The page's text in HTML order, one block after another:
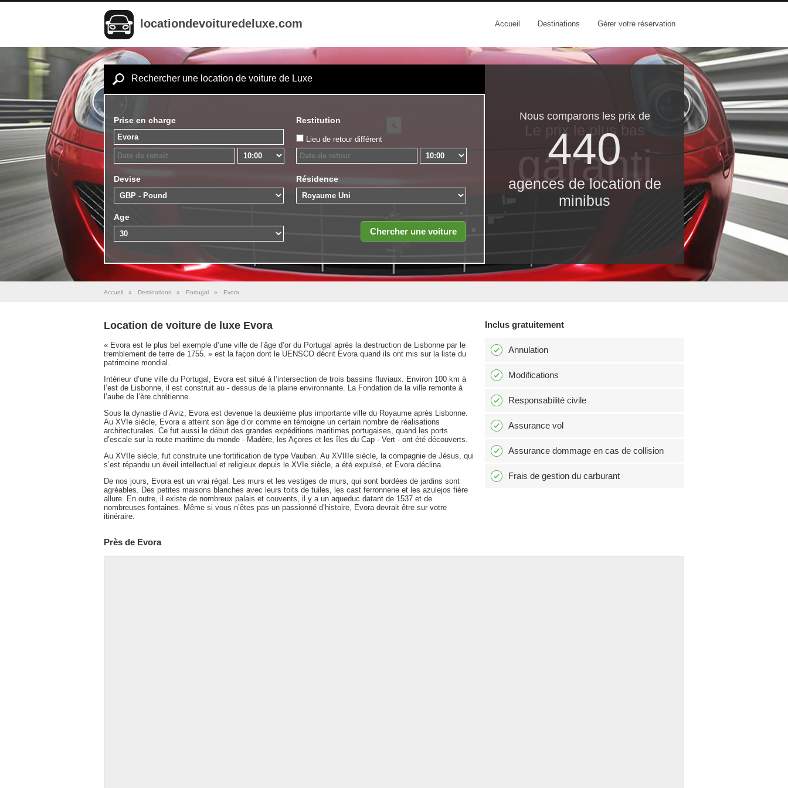
locationdevoituredeluxe.com Accueil Destinations Gérer votre réservation
Rechercher une location de voiture de Luxe
Prise en charge Restitution
Lieu de retour différent
Devise Résidence
Age
Nous comparons les prix de
440
agences de location de
minibus
Le prix le​ plus bas
garanti
Accueil » Destinations » Portugal » Evora
Location de voiture de luxe Evora
« Evora est le plus bel exemple d’une ville de l’âge d’or du Portugal après la destruction de Lisbonne par le
tremblement de terre de 1755. » est la façon dont le UENSCO décrit Evora quand ils ont mis sur la liste du
patrimoine mondial.
Intérieur d’une ville du Portugal, Evora est situé à l’intersection de trois bassins fluviaux. Environ 100 km à
l’est de Lisbonne, il est construit au - dessus de la plaine environnante. La Fondation de la ville remonte à
l’aube de l’ère chrétienne.
Sous la dynastie d’Aviz, Evora est devenue la deuxième plus importante ville du Royaume après Lisbonne.
Au XVIe siècle, Evora a atteint son âge d’or comme en témoigne un certain nombre de réalisations
architecturales. Ce fut aussi le début des grandes expéditions maritimes portugaises, quand les ports
d’escale sur la route maritime du monde - Madère, les Açores et les îles du Cap - Vert - ont été découverts.
Au XVIIe siècle, fut construite une fortification de type Vauban. Au XVIIIe siècle, la compagnie de Jésus, qui
s’est répandu un éveil intellectuel et religieux depuis le XVIe siècle, a été expulsé, et Evora déclina.
De nos jours, Evora est un vrai régal. Les murs et les vestiges de murs, qui sont bordées de jardins sont
agréables. Des petites maisons blanches avec leurs toits de tuiles, les cast ferronnerie et les azulejos fière
allure. En outre, il existe de nombreux palais et couvents, il y a un aqueduc datant de 1537 et de
nombreuses fontaines. Même si vous n’êtes pas un passionné d’histoire, Evora devrait être sur votre
itinéraire.
Inclus gratuitement
Annulation
Modifications
Responsabilité civile
Assurance vol
Assurance dommage en cas de collision
Frais de gestion du carburant
Près de Evora